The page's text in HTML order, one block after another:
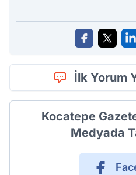
İlk Yorum
Kocatepe
Medyada